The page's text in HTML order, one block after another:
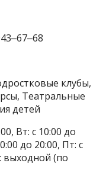
клубы,
Театральные
детей
Вт: с 10:00 до
до 20:00, Пт: с
выходной (по